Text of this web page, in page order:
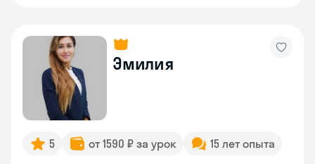
Эмилия
5 от 1590 ₽ за урок 15 лет опыта